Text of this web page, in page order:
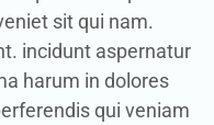
sit qui nam.
incidunt aspernatur
harum in dolores
qui veniam